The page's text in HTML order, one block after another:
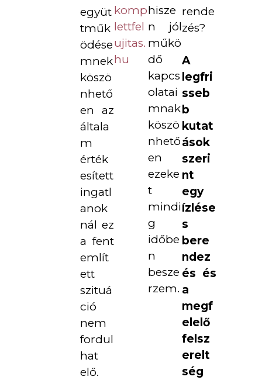
együt
tműk
ödése
mnek
köszö
nhető
en az
általa
m
érték
esített
ingatl
anok
nál ez
a fent
említ
ett
szituá
ció
nem
fordul
hat
elő.
komp
lettfel
ujitas.
hu
hisze
n jól
műkö
dő
kapcs
olatai
mnak
köszö
nhető
en
ezeke
t
mindi
g
időbe
n
besze
rzem.
rende
zés?
A
legfri
sseb
b
kutat
ások
szeri
nt
egy
ízlése
s
bere
ndez
és és
a
megf
elelő
felsz
erelt
ség